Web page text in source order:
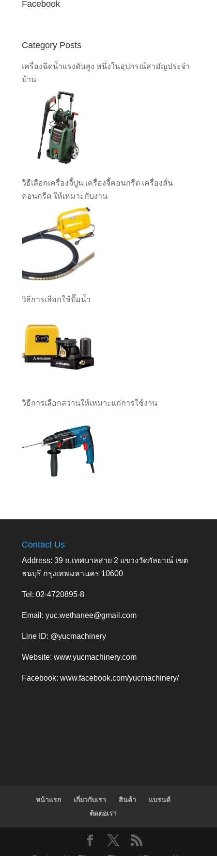
Facebook
Category Posts
เครื่องฉีดน้ำแรงดันสูง หนึ่งในอุปกรณ์สามัญประจำ
บ้าน
วิธีเลือกเครื่องจี้ปูน เครื่องจี้คอนกรีต เครื่องสั่น
คอนกรีต ให้เหมาะกับงาน
วิธีการเลือกใช้ปั๊มน้ำ
วิธีการเลือกสว่านให้เหมาะแก่การใช้งาน
Contact Us
Address: 39 ถ.เทศบาลสาย 2 แขวงวัดกัลยาณ์ เขต
ธนบุรี กรุงเทพมหานคร 10600
Tel: 02-4720895-8
Email: yuc.wethanee@gmail.com
Line ID: @yucmachinery
Website: www.yucmachinery.com
Facebook: www.facebook.com/yucmachinery/
หน้าแรก เกี่ยวกับเรา สินค้า
แบรนด์
ติดต่อเรา